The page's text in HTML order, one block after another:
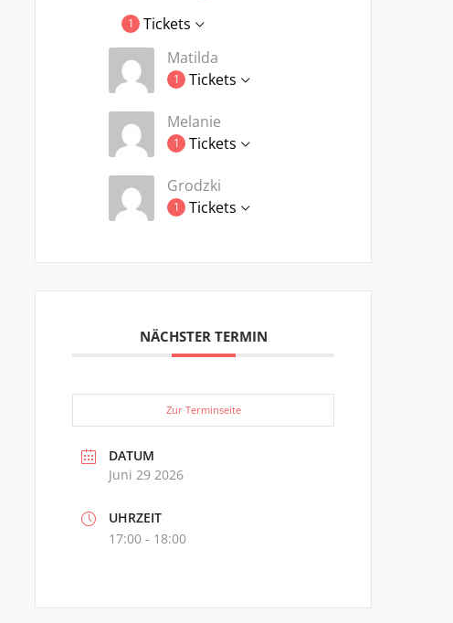
1
Tickets
Matilda
1 Tickets
Melanie
1 Tickets
Grodzki
1 Tickets
NÄCHSTER TERMIN
Zur Terminseite
DATUM
Juni 29 2026
UHRZEIT
17:00 - 18:00